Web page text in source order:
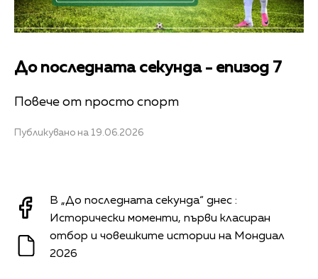
До последната секунда - епизод 7
Повече от просто спорт
Публикувано на 19.06.2026
В „До последната секунда“ днес :
Исторически моменти, първи класиран
отбор и човешките истории на Мондиал
2026